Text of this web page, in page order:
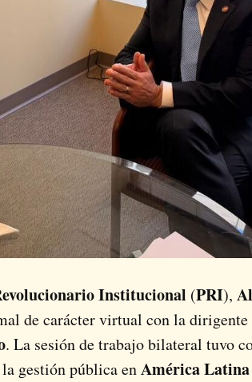
Institucional (PRI),
de carácter virtual con la
. La sesión de trabajo bilateral tuvo
gestión pública enAmérica Latina